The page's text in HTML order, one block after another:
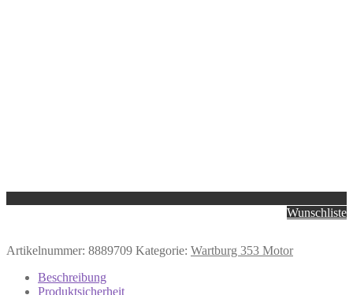
Wunschliste
Artikelnummer: 8889709 Kategorie: Wartburg 353 Motor
Beschreibung
Produktsicherheit